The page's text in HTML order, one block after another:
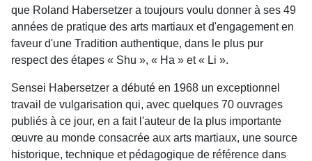
que Roland Habersetzer a toujours voulu donner à ses 49
années de pratique des arts martiaux et d'engagement en
faveur d'une Tradition authentique, dans le plus pur
respect des étapes « Shu », « Ha » et « Li ».
Sensei Habersetzer a débuté en 1968 un exceptionnel
travail de vulgarisation qui, avec quelques 70 ouvrages
publiés à ce jour, en a fait l'auteur de la plus importante
œuvre au monde consacrée aux arts martiaux, une source
historique, technique et pédagogique de référence dans